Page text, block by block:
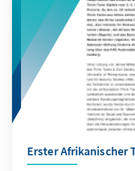
Erster Afrikanischer